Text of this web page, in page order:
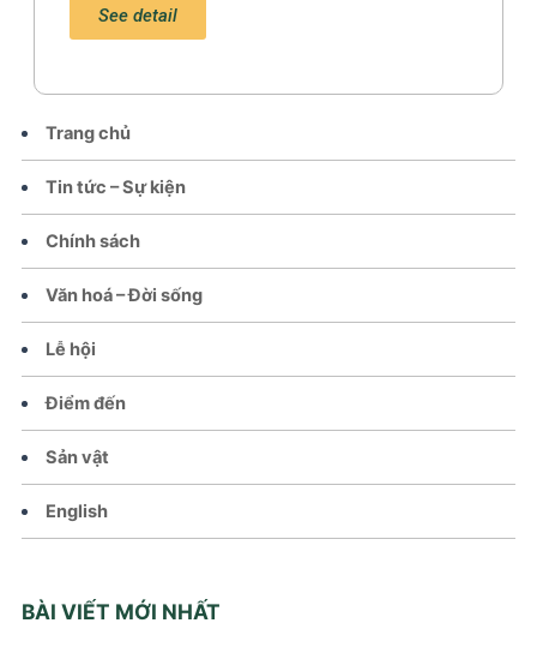
Trang chủ
Tin tức – Sự kiện
Chính sách
Văn hoá – Đời sống
Lễ hội
Điểm đến
Sản vật
English
BÀI VIẾT MỚI NHẤT
See detail